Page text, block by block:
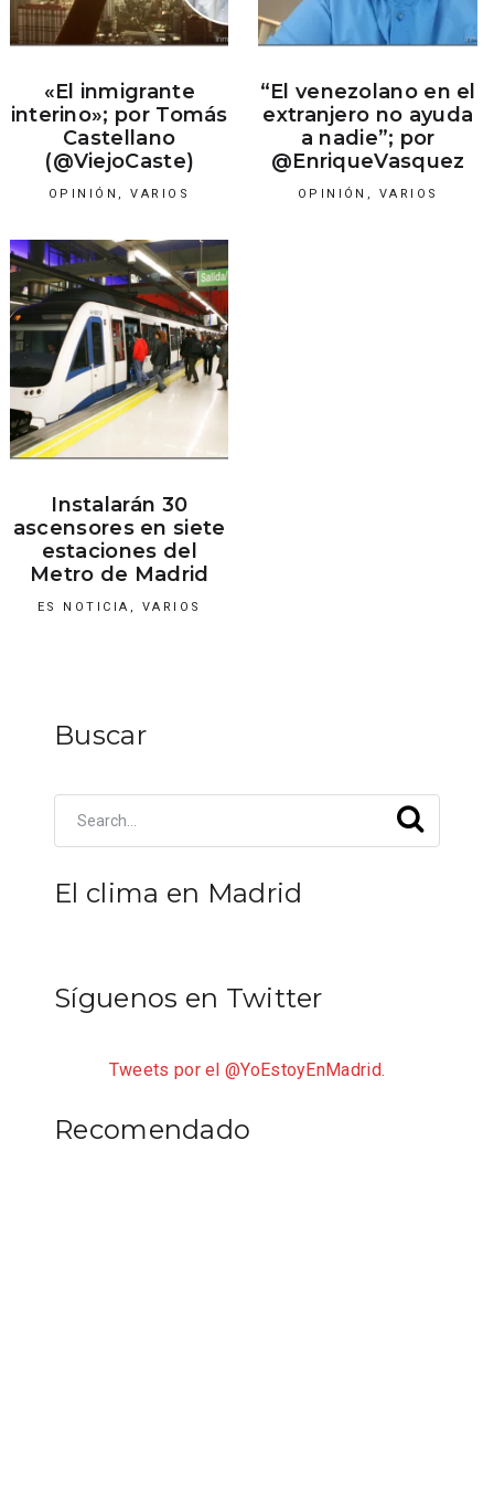
«El inmigrante
interino»; por Tomás
Castellano
(@ViejoCaste)
OPINIÓN ,VARIOS
“El venezolano en el
extranjero no ayuda
a nadie”; por
@EnriqueVasquez
OPINIÓN , VARIOS
Instalarán 30
ascensores en siete
estaciones del
Metro de Madrid
ES NOTICIA , VARIOS
Buscar
El clima en Madrid
Síguenos en Twitter
Tweets por el @YoEstoyEnMadrid.
Recomendado